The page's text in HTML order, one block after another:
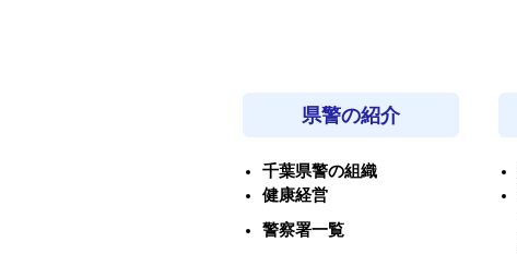
県警の紹介
千葉県警の組織
健康経営
警察署一覧